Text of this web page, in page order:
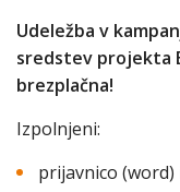
Udeležba v
sredstev projekta
brezplačna!
Izpolnjeni:
prijavnico (word)